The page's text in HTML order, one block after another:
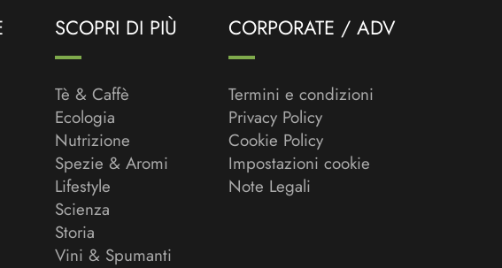
SCOPRI DI PIÙ
Tè & Caffè
Ecologia
Nutrizione
Spezie & Aromi
Lifestyle
Scienza
Storia
Vini & Spumanti
CORPORATE / ADV
Termini e condizioni
Privacy Policy
Cookie Policy
Impostazioni cookie
Note Legali